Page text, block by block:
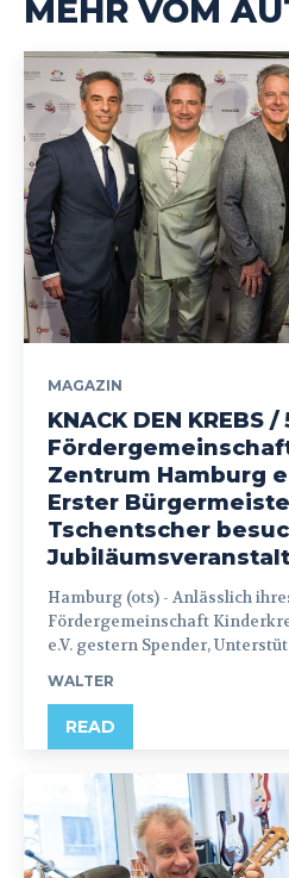
MEHR VOM
MAGAZIN
KNACK DEN KREBS
Zentrum Hamburg
Erster
Tschentscher
Hamburg (ots) - Anlässlich ihres 50. Jubiläums lud die
Fördergemeinschaft
e.V. gestern Spender,
WALTER
READ